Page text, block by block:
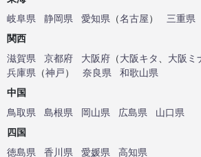
岐阜県
静岡県 愛知県 （名古屋）
三重県
関西
滋賀県
京都府 大阪府 （大阪キタ 大阪ミ
兵庫県 （神戸） 奈良県
和歌山県
中国
鳥取県
島根県 岡山県 広島県
山口県
四国
徳島県
香川県 愛媛県 高知県